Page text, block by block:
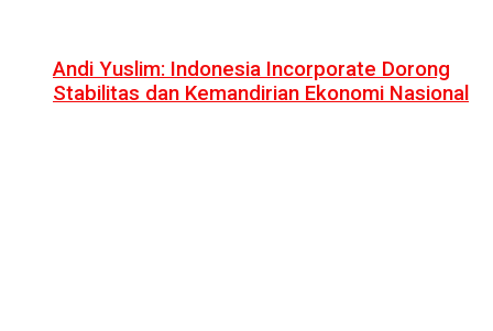
Andi Yuslim: Indonesia Incorporate Dorong
Stabilitas dan Kemandirian Ekonomi Nasional